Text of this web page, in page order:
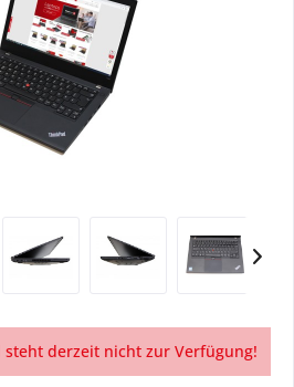
steht derzeit nicht zur Verfügung!